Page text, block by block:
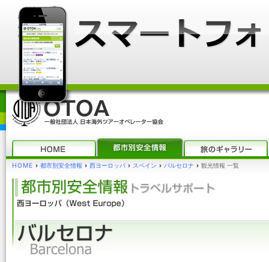
HOME › 都市別安全情報 › 西ヨーロッパ › スペイン › バルセロナ › 観光情報 一覧